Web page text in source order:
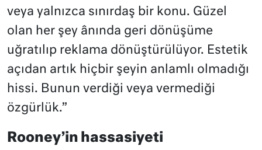
veya yalnızca sınırdaş bir konu. Güzel
olan her şey ânında geri dönüşüme
uğratılıp reklama dönüştürülüyor. Estetik
açıdan artık hiçbir şeyin anlamlı olmadığı
hissi. Bunun verdiği veya vermediği
özgürlük.”
Rooney’in hassasiyeti